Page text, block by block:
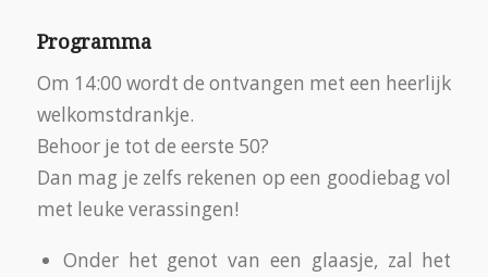
Programma
Om 14:00 wordt de ontvangen met een heerlijk
welkomstdrankje.
Behoor je tot de eerste 50?
Dan mag je zelfs rekenen op een goodiebag vol
met leuke verassingen!
Onder het genot van een glaasje, zal het